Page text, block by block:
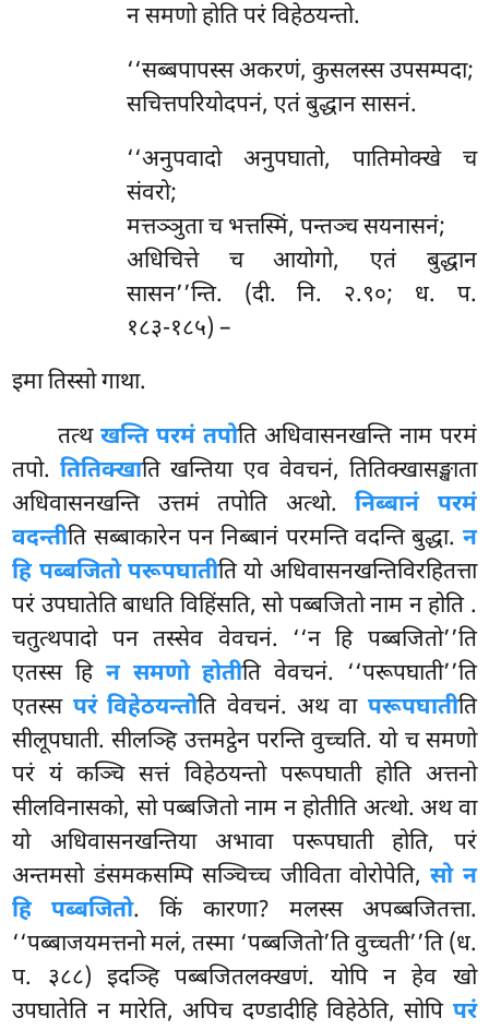
न समणो होति परं विहेठयन्तो.
‘‘सब्बपापस्सअकरणं, कुसलस्स उपसम्पदा;
सचित्तपरियोदपनं, एतं बुद्धान सासनं.
‘‘अनुपवादो अनुपघातो, पातिमोक्खे च
संवरो;
मत्तञ्ञुता च भत्तस्मिं, पन्तञ्च सयनासनं;
अधिचित्ते च आयोगो, एतं बुद्धान
सासन’’न्ति. (दी. नि. २.९०; ध. प.
१८३-१८५) –
इमा तिस्सो गाथा.
तत्थ खन्ति परमं तपोति अधिवासनखन्ति नाम परमं
तपो.तितिक्खाति खन्तिया एव वेवचनं, तितिक्खासङ्खाता
अधिवासनखन्ति उत्तमं तपोति अत्थो.निब्बानं परमं
वदन्तीति सब्बाकारेन पन निब्बानं परमन्ति वदन्ति बुद्धा. न
हि पब्बजितो परूपघातीति यो अधिवासनखन्तिविरहितत्ता
परं उपघातेति बाधति विहिंसति, सो पब्बजितो नाम न होति .
चतुत्थपादो पन तस्सेव वेवचनं. ‘‘न हि पब्बजितो’’ति
एतस्स हि न समणो होतीति वेवचनं. ‘‘परूपघाती’’ति
एतस्स परं विहेठयन्तोति वेवचनं. अथ वा परूपघातीति
सीलूपघाती. सीलञ्हि उत्तमट्ठेन परन्ति वुच्चति. यो च समणो
परं यं कञ्चि सत्तं विहेठयन्तो परूपघाती होति अत्तनो
सीलविनासको, सो पब्बजितो नाम न होतीति अत्थो. अथ वा
यो अधिवासनखन्तिया अभावा परूपघाती होति, परं
अन्तमसो डंसमकसम्पि सञ्चिच्च जीविता वोरोपेति,सो न
हि पब्बजितो. किं कारणा? मलस्स अपब्बजितत्ता.
‘‘पब्बाजयमत्तनो मलं, तस्मा ‘पब्बजितो’ति वुच्चती’’ति (ध.
प. ३८८) इदञ्हि पब्बजितलक्खणं. योपि न हेव खो
उपघातेति न मारेति, अपिच दण्डादीहि विहेठेति, सोपि परं